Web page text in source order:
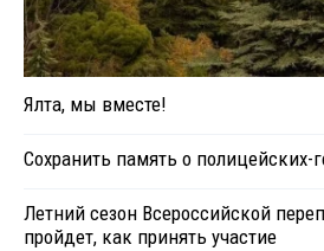
Ялта, мы вместе!
Сохранить память о полицейских-
Летний сезон Всероссийской
пройдет, как принять участие